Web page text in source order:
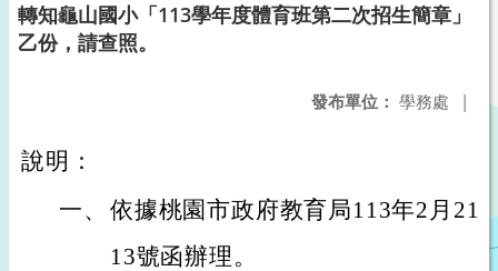
轉知龜山國小「113學年度體育班第二次招生簡章」
乙份，請查照。
發布單位： 學務處 |
說明：
一、 依據桃園市政府教育局113年2月21
13號函辦理。